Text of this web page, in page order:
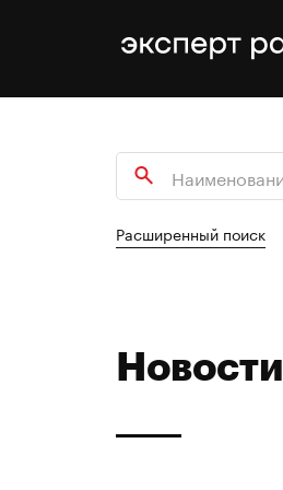
Расширенный поиск
Новости